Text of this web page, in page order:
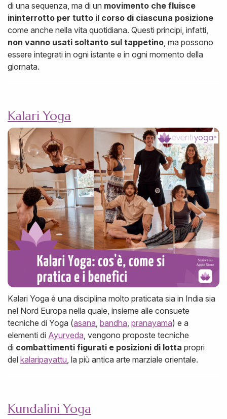
di una sequenza, ma di un movimento che fluisce
ininterrotto per tutto il corso di ciascuna posizione
come anche nella vita quotidiana. Questi principi, infatti,
non vanno usati soltanto sul tappetino, ma possono
essere integrati in ogni istante e in ogni momento della
giornata.
Kalari Yoga
Kalari Yoga è una disciplina molto praticata sia in India sia
nel Nord Europa nella quale, insieme alle consuete
tecniche di Yoga (asana bandha pranayama) e a
elementi di Ayurveda , vengono proposte tecniche
di combattimenti figurati e posizioni di lotta propri
del kalaripayattu , la più antica arte marziale orientale.
Kundalini Yoga